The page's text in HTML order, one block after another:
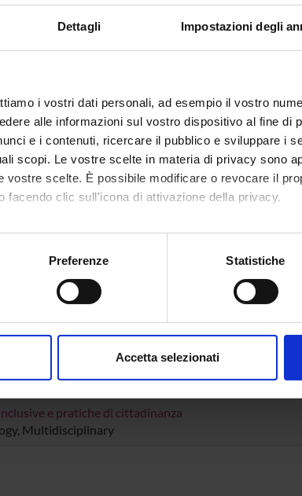
Dettagli Impostazioni degli
i vostri dati personali, ad esempio il vostro
alle informazioni sul vostro dispositivo al fine di
e i contenuti, ricercare il pubblico e sviluppare i
scopi. Le vostre scelte in materia di privacy sono
vostre scelte. È possibile modificare o revocare il
facendo clic sull'icona di attivazione della privacy.
anche:
sulla tua posizione geografica, con
in qualsiasi momento dalla Dichiarazione sui
e social media, i quali potrebbero combinarle con
dei loro servizi.
Preferenze Statistiche
Accetta selezionati
Cordova
Meneghini Professore associato
ESTERNI
Spagna Dipartimento di
Università La Sapienza,
Roma Dipartimento di
COINVOLTE DAL PROGETTO
e pratiche di cittadinanza
Multidisciplinary